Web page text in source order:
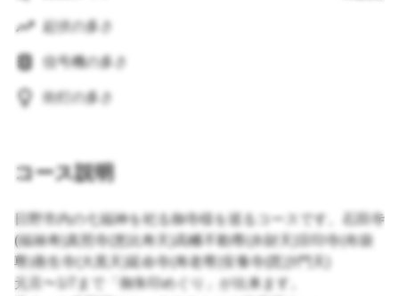
起伏の多さ
信号機の多さ
街灯の多さ
コース説明
日野市内の七福神を祀る御寺様を巡るコースです。石田寺
(福禄寿)真照寺(恵比寿天)高幡不動尊(弁財天)宗印寺(布袋
尊)善生寺(大黒天)延命寺(寿老尊)安養寺(毘沙門天)
元旦〜1/7まで「御朱印めぐり」が出来ます。